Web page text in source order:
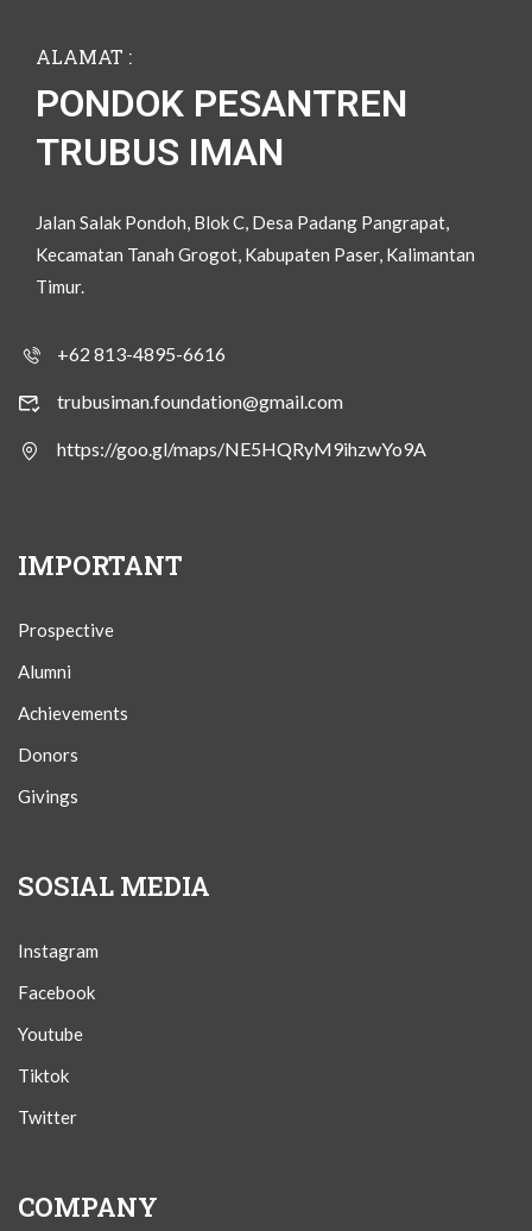
ALAMAT :
PONDOK PESANTREN
TRUBUS IMAN
Jalan Salak Pondoh, Blok C, Desa Padang Pangrapat,
Kecamatan Tanah Grogot, Kabupaten Paser, Kalimantan
Timur.
+62 813-4895-6616
trubusiman.foundation@gmail.com
https://goo.gl/maps/NE5HQRyM9ihzwYo9A
IMPORTANT
Prospective
Alumni
Achievements
Donors
Givings
SOSIAL MEDIA
Instagram
Facebook
Youtube
Tiktok
Twitter
COMPANY